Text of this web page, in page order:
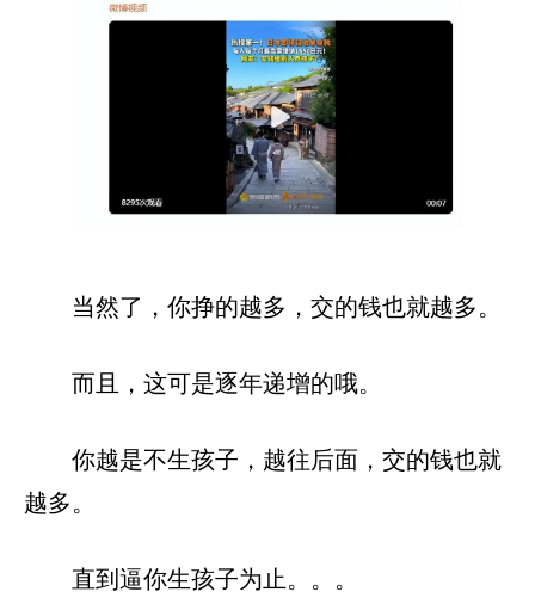
当然了，你挣的越多，交的钱也就越多。
而且，这可是逐年递增的哦。
你越是不生孩子，越往后面，交的钱也就
越多。
直到逼你生孩子为止。。。